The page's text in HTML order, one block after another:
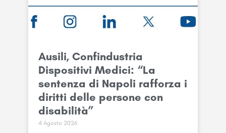
Ausili, Confindustria
Dispositivi Medici: “La
sentenza di Napoli rafforza i
diritti delle persone con
disabilità”
4 Agosto 2026